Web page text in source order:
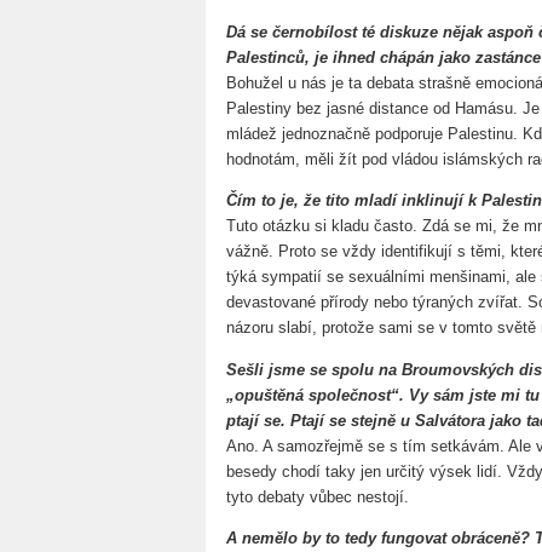
Dá se černobílost té diskuze nějak
Palestinců, je ihned chápán jako
Bohužel u nás je ta debata strašně
Palestiny bez jasné distance od Hamásu.
mládež jednoznačně podporuje Palestinu.
hodnotám, měli žít pod vládou islámských
Čím to je, že tito mladí inklinují k
Tuto otázku si kladu často. Zdá se mi, že
vážně. Proto se vždy identifikují s těmi,
týká sympatií se sexuálními menšinami,
devastované přírody nebo týraných zvířat.
názoru slabí, protože sami se v tomto
Sešli jsme se spolu na Broumovských
„opuštěná společnost“. Vy sám jste mi
ptají se. Ptají se stejně u Salvátora jako
Ano. A samozřejmě se s tím setkávám.
besedy chodí taky jen určitý výsek lidí.
tyto debaty vůbec nestojí.
A nemělo by to tedy fungovat